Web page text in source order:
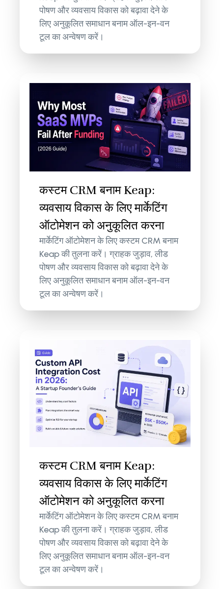
पोषण और व्यवसाय विकास को बढ़ावा देने के
लिए अनुकूलित समाधान बनाम ऑल-इन-वन
टूल का अन्वेषण करें।
कस्टम CRM बनाम Keap:
व्यवसाय विकास के लिए मार्केटिंग
ऑटोमेशन को अनुकूलित करना
मार्केटिंग ऑटोमेशन के लिए कस्टम CRM बनाम
Keap की तुलना करें। ग्राहक जुड़ाव, लीड
पोषण और व्यवसाय विकास को बढ़ावा देने के
लिए अनुकूलित समाधान बनाम ऑल-इन-वन
टूल का अन्वेषण करें।
कस्टम CRM बनाम Keap:
व्यवसाय विकास के लिए मार्केटिंग
ऑटोमेशन को अनुकूलित करना
मार्केटिंग ऑटोमेशन के लिए कस्टम CRM बनाम
Keap की तुलना करें। ग्राहक जुड़ाव, लीड
पोषण और व्यवसाय विकास को बढ़ावा देने के
लिए अनुकूलित समाधान बनाम ऑल-इन-वन
टूल का अन्वेषण करें।